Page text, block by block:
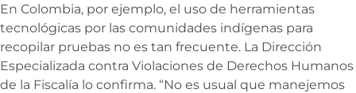
En Colombia, por ejemplo, el uso de herramientas
tecnológicas por las comunidades indígenas para
recopilar pruebas no es tan frecuente. La Dirección
Especializada contra Violaciones de Derechos Humanos
de la Fiscalía lo confirma. “No es usual que manejemos